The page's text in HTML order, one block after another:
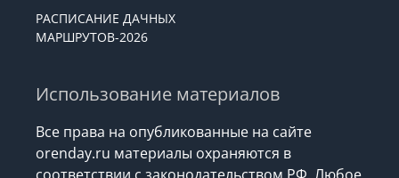
РАСПИСАНИЕ ДАЧНЫХ
МАРШРУТОВ-2026
Использование материалов
Все права на опубликованные на сайте
orenday.ru материалы охраняются в